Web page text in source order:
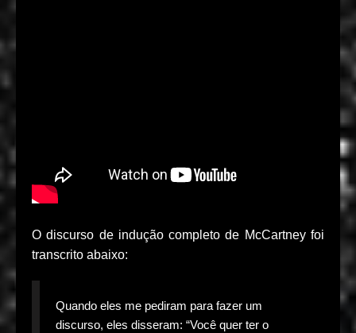
O discurso de indução completo de McCartney foi
transcrito abaixo:
Quando eles me pediram para fazer um
discurso, eles disseram: “Você quer ter o